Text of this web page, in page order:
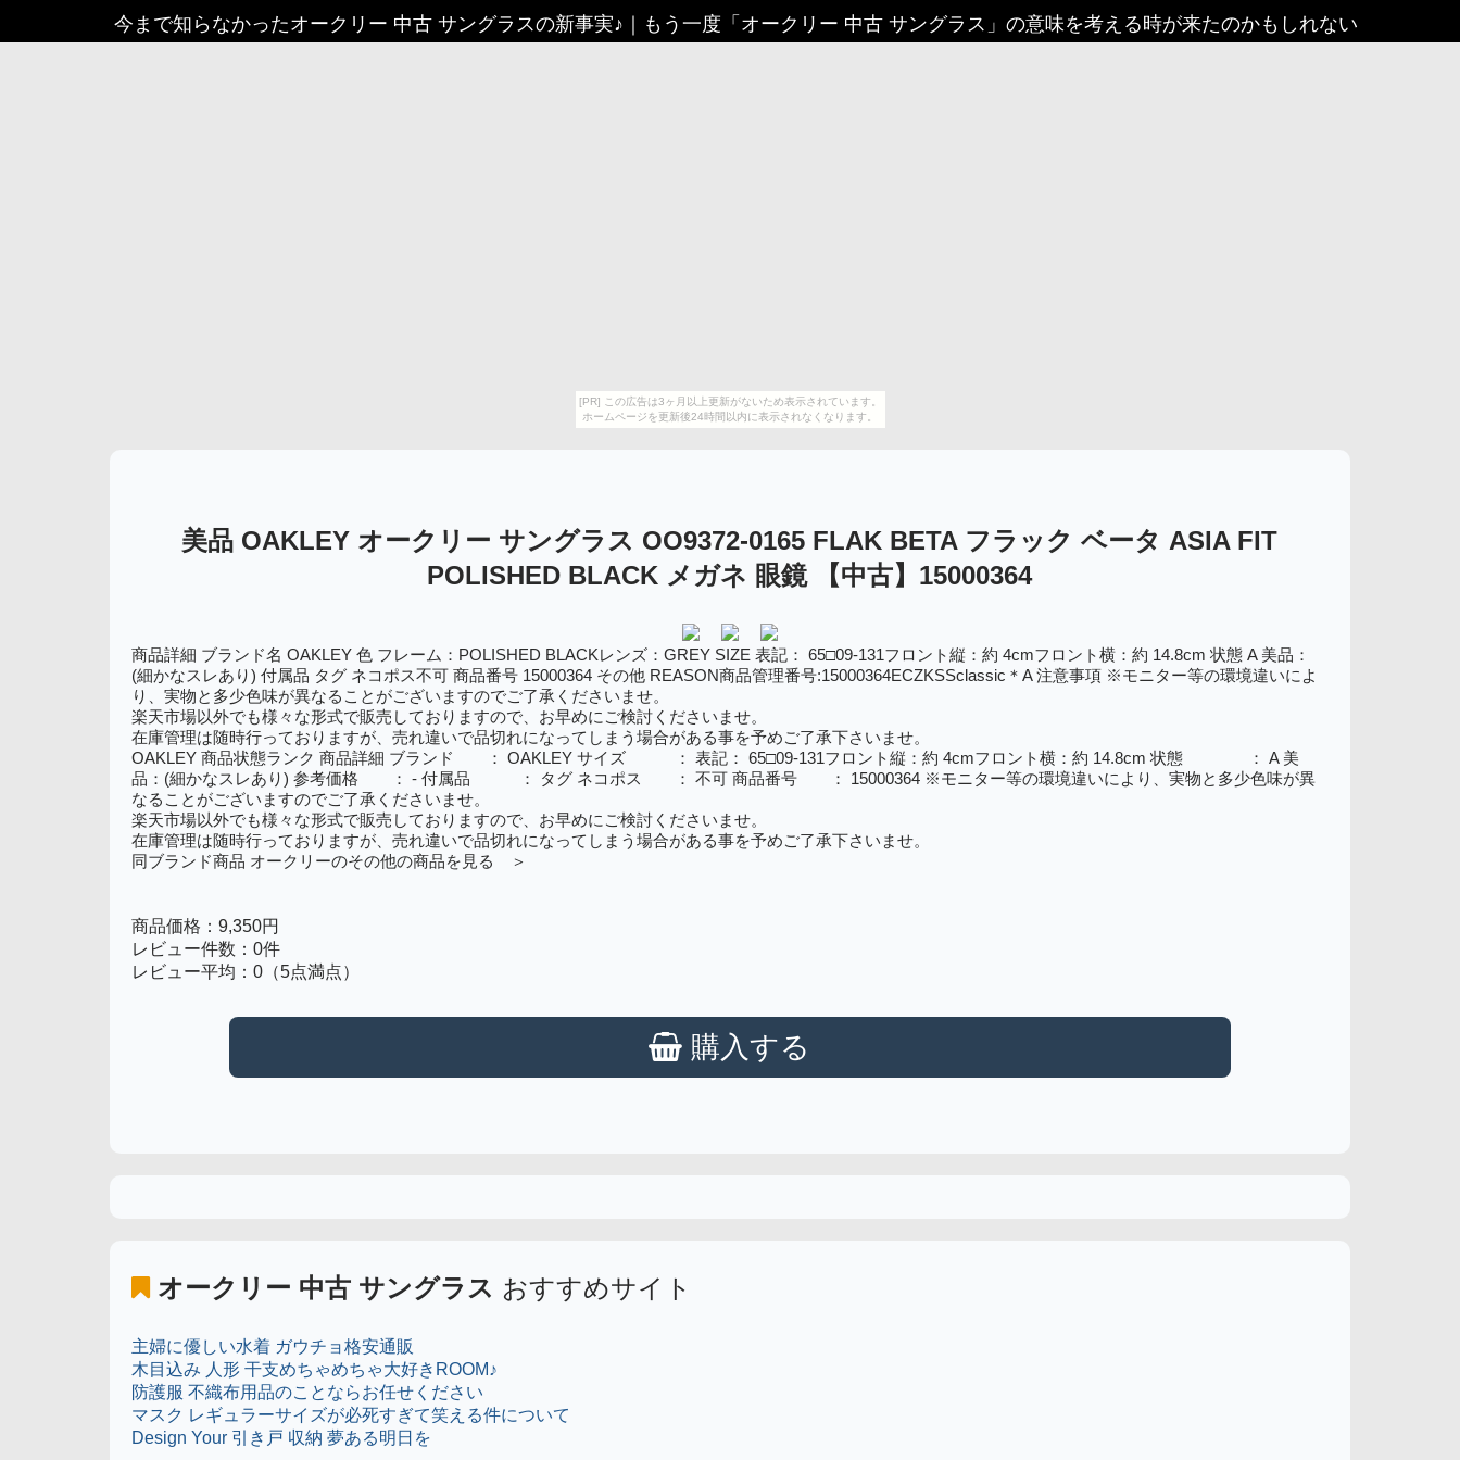
[PR] この広告は3ヶ月以上更新がないため表示されています。
ホームページを更新後24時間以内に表示されなくなります。
今まで知らなかったオークリー 中古 サングラスの新事実♪ もう一度「オークリー 中古 サングラス」の意味を考える時が来たのかもしれない
美品 OAKLEY オークリー サングラス OO9372-0165 FLAK BETA フラック ベータ ASIA FIT
POLISHED BLACK メガネ 眼鏡 【中古】15000364
商品詳細 ブランド名 OAKLEY 色 フレーム：POLISHED BLACKレンズ：GREY SIZE 表記： 65□09-131フロント縦：約 4cmフロント横：約 14.8cm 状態 A 美品：
(細かなスレあり) 付属品 タグ ネコポス不可 商品番号 15000364 その他 REASON商品管理番号:15000364ECZKSSclassic＊A 注意事項 ※モニター等の環境違いによ
り、実物と多少色味が異なることがございますのでご了承くださいませ。
楽天市場以外でも様々な形式で販売しておりますので、お早めにご検討くださいませ。
在庫管理は随時行っておりますが、売れ違いで品切れになってしまう場合がある事を予めご了承下さいませ。
OAKLEY 商品状態ランク 商品詳細 ブランド ： OAKLEY サイズ ： 表記： 65□09-131フロント縦：約 4cmフロント横：約 14.8cm 状態 ： A 美
品：(細かなスレあり) 参考価格 ： - 付属品 ： タグ ネコポス ： 不可 商品番号 ： 15000364 ※モニター等の環境違いにより、実物と多少色味が異
なることがございますのでご了承くださいませ。
楽天市場以外でも様々な形式で販売しておりますので、お早めにご検討くださいませ。
在庫管理は随時行っておりますが、売れ違いで品切れになってしまう場合がある事を予めご了承下さいませ。
同ブランド商品 オークリーのその他の商品を見る ＞
商品価格：9,350円
レビュー件数：0件
レビュー平均：0（5点満点）
購入する
オークリー 中古 サングラス おすすめサイト
主婦に優しい水着 ガウチョ格安通販
木目込み 人形 干支めちゃめちゃ大好きROOM♪
防護服 不織布用品のことならお任せください
マスク レギュラーサイズが必死すぎて笑える件について
Design Your 引き戸 収納 夢ある明日を